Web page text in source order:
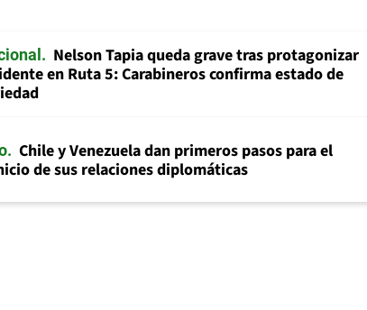
Nelson Tapia queda grave tras protagonizar
en Ruta 5: Carabineros confirma estado de
Chile y Venezuela dan primeros pasos para el
de sus relaciones diplomáticas